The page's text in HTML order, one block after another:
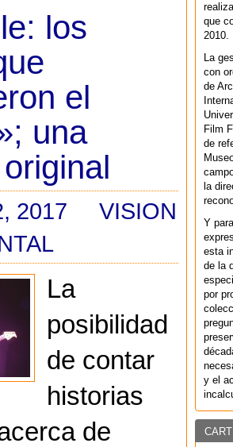
los
el
una
2017
VISION
La
posibilidad
de contar
historias
de
que
2010.
La
con
de
Film
de
la
Y
esta
de la
por
y el